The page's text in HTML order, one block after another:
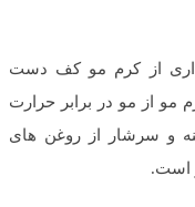
از کرم مو کف دست
مو از مو در برابر حرارت
و سرشار از روغن های
است.